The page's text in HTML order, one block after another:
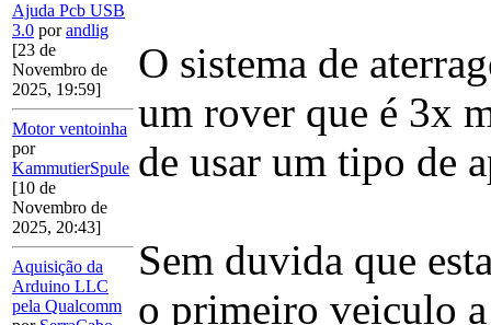
Ajuda Pcb USB
3.0 porandlig
[23 de
Novembro de
2025, 19:59]
Motor ventoinha
por
KammutierSpule
[10 de
Novembro de
2025, 20:43]
Aquisição da
Arduino LLC
pela Qualcomm
O sistema de
um rover que é 3x
de usar um tipo de
Sem duvida que
o primeiro veiculo